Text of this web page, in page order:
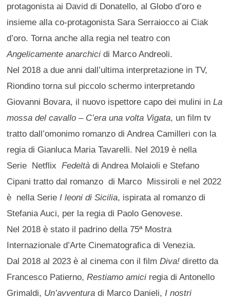
protagonista ai David di Donatello, al Globo d’oro e
insieme alla co-protagonista Sara Serraiocco ai Ciak
d’oro. Torna anche alla regia nel teatro con
Angelicamente anarchici di Marco Andreoli.
Nel 2018 a due anni dall’ultima interpretazione in TV,
Riondino torna sul piccolo schermo interpretando
Giovanni Bovara, il nuovo ispettore capo dei mulini inLa
mossa del cavallo – C’era una volta Vigata, un film tv
tratto dall’omonimo romanzo di Andrea Camilleri con la
regia di Gianluca Maria Tavarelli. Nel 2019 è nella
Serie NetflixFedeltà di Andrea Molaioli e Stefano
Cipani tratto dal romanzo di Marco Missiroli e nel 2022
è nella Serie I leoni di Sicilia, ispirata al romanzo di
Stefania Auci, per la regia di Paolo Genovese.
Nel 2018 è stato il padrino della 75ª Mostra
Internazionale d’Arte Cinematografica di Venezia.
Dal 2018 al 2023 è al cinema con il filmDiva!diretto da
Francesco Patierno,Restiamo amici regia di Antonello
Grimaldi, Un’avventuradi Marco Danieli, I nostri